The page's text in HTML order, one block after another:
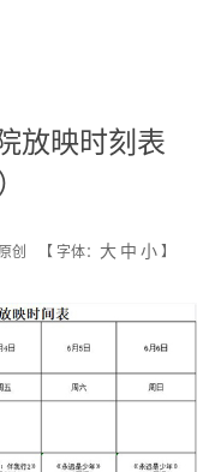
放映时刻表
创 【 字体： 大 中 小 】